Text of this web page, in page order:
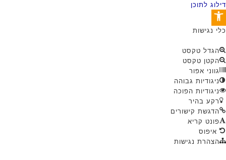
דילוג לתוכן
פתח סרגל נגישות
כלי נגישות
הגדל טקסט
הקטן טקסט
גווני אפור
ניגודיות גבוהה
ניגודיות הפוכה
רקע בהיר
הדגשת קישורים
פונט קריא
איפוס
הצהרת נגישות